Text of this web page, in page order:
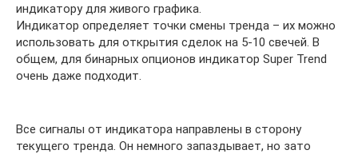
индикатору для живого графика.
Индикатор определяет точки смены тренда – их можно
использовать для открытия сделок на 5-10 свечей. В
общем, для бинарных опционов индикатор Super Trend
очень даже подходит.
Все сигналы от индикатора направлены в сторону
текущего тренда. Он немного запаздывает, но зато